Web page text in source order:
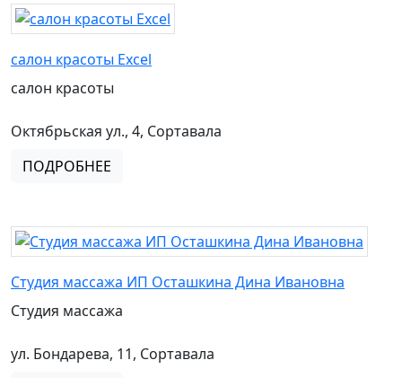
салон красоты Excel
салон красоты
Октябрьская ул., 4, Сортавала
ПОДРОБНЕЕ
Студия массажа ИП Осташкина Дина Ивановна
Студия массажа
ул. Бондарева, 11, Сортавала